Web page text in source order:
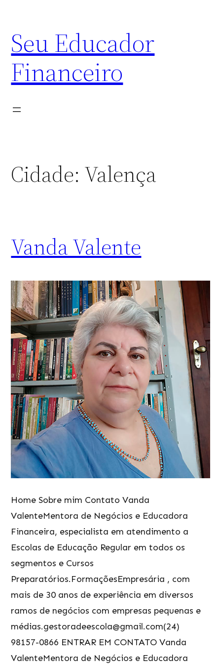
content
Seu Educador
Financeiro
Cidade: Valença
Vanda Valente
Home Sobre mim Contato Vanda
ValenteMentora de Negócios e Educadora
Financeira, especialista em atendimento a
Escolas de Educação Regular em todos os
segmentos e Cursos
Preparatórios.FormaçõesEmpresária , com
mais de 30 anos de experiência em diversos
ramos de negócios com empresas pequenas e
médias.gestoradeescola@gmail.com(24)
98157-0866 ENTRAR EM CONTATO Vanda
ValenteMentora de Negócios e Educadora